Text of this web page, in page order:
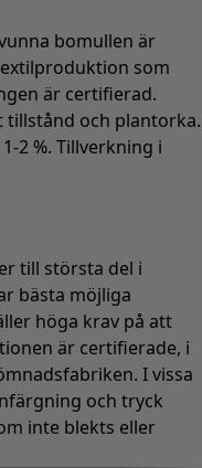
bomullen är
som
är certifierad.
tillstånd och plantorka.
2 %. Tillverkning i
till största del i
bästa möjliga
höga krav på att
är certifierade, i
I vissa
och tryck
inte blekts eller